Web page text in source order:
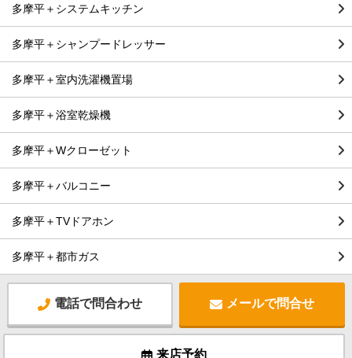
多摩平＋システムキッチン
多摩平＋シャンプードレッサー
多摩平＋室内洗濯機置場
多摩平＋浴室乾燥機
多摩平＋Wクローゼット
多摩平＋バルコニー
多摩平＋TVドアホン
多摩平＋都市ガス
電話で問合わせ メールで問合せ
来店予約